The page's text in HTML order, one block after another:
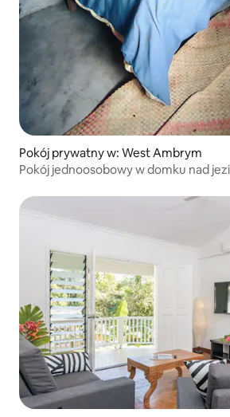
Pokój prywatny w: West Ambrym
Pokój jednoosobowy w domku nad